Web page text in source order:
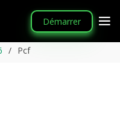
Démarrer
Pcf